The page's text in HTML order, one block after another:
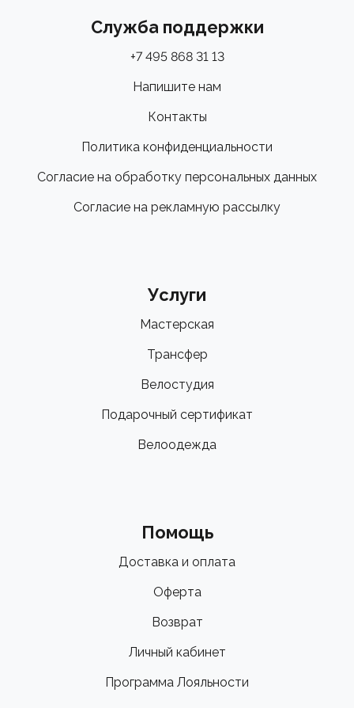
Служба поддержки
+7 495 868 31 13
Напишите нам
Контакты
Политика конфиденциальности
Согласие на обработку персональных данных
Согласие на рекламную рассылку
Услуги
Мастерская
Трансфер
Велостудия
Подарочный сертификат
Велоодежда
Помощь
Доставка и оплата
Оферта
Возврат
Личный кабинет
Программа Лояльности